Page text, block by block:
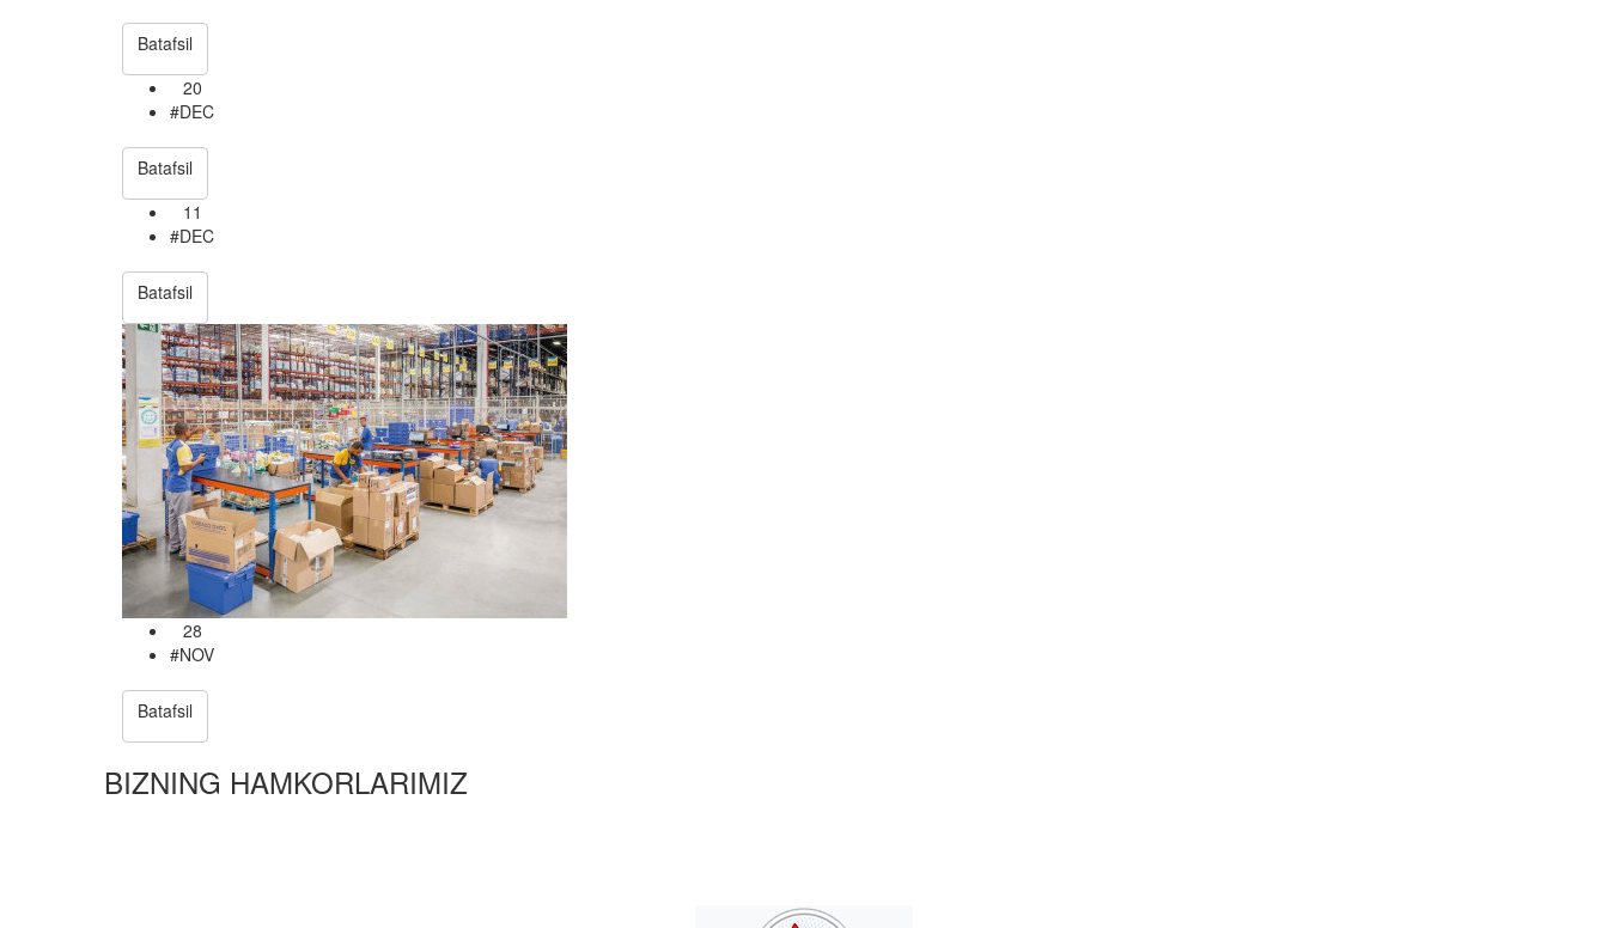
Batafsil
20
#DEC
Batafsil
11
#DEC
Batafsil
28
#NOV
Batafsil
BIZNING HAMKORLARIMIZ